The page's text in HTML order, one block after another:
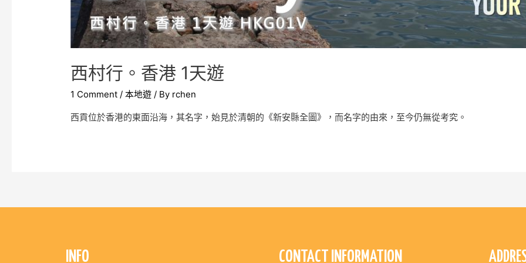
西村行。香港 1天遊
1 Comment /本地遊 / By rchen
西貢位於香港的東面沿海，其名字，始見於清朝的《新安縣全圖》，而名字的由來，至今仍無從考究。
INFO CONTACT INFORMATION